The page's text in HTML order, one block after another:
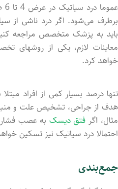
باید به پزشک متخصص مراجعه
معاینات لازم، یکی از روشهای
خواهد کرد.
تنها درصد بسیار کمی از افراد
هدف از جراحی، تشخیص علت و
مثال، اگر فتق دیسک به عصب فشار
احتمالا درد سیاتیک نیز تسکین
جمع‌بندی